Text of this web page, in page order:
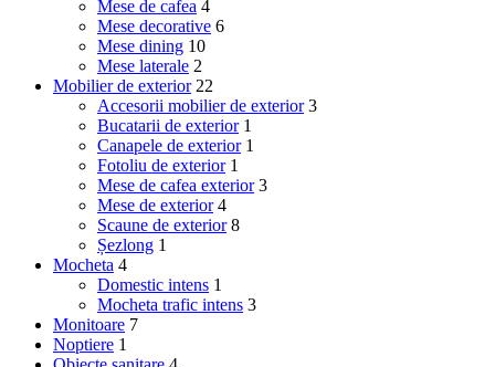
Mese de cafea 4
Mese decorative 6
Mese dining 10
Mese laterale 2
Mobilier de exterior 22
Accesorii mobilier de exterior 3
Bucatarii de exterior 1
Canapele de exterior 1
Fotoliu de exterior 1
Mese de cafea exterior 3
Mese de exterior 4
Scaune de exterior 8
Șezlong 1
Mocheta 4
Domestic intens 1
Mocheta trafic intens 3
Monitoare 7
Noptiere 1